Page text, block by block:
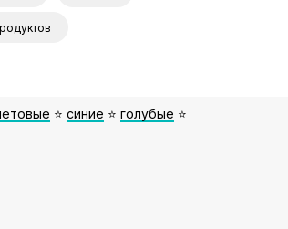
⭐️ синие ⭐️ голубые ⭐️